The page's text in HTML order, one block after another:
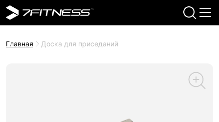
Главная Доска для приседаний